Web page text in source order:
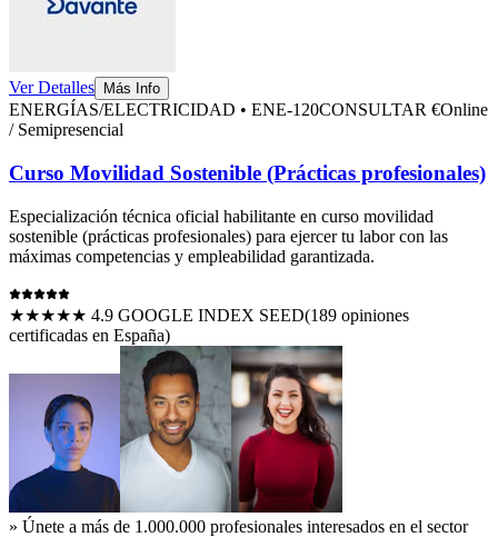
Ver Detalles Más Info
ENERGÍAS/ELECTRICIDAD • ENE-120CONSULTAR €Online
/ Semipresencial
Curso Movilidad Sostenible (Prácticas profesionales)
Especialización técnica oficial habilitante en curso movilidad
sostenible (prácticas profesionales) para ejercer tu labor con las
máximas competencias y empleabilidad garantizada.
★★★★★ 4.9 GOOGLE INDEX SEED(189 opiniones
certificadas en España)
» Únete a más de 1.000.000 profesionales interesados en el sector